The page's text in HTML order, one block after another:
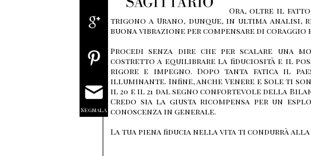
Ora, oltre il fatto
trigono a Urano, dunque, in ultima
buona vibrazione per compensare di
Procedi senza dire che per scalare una
costretto a equilibrare la fiduciosità e il
rigore e impegno. Dopo tanta fatica il
illuminante. Infine, anche Venere e Sole ti
il 20 e il 21 dal segno confortevole della
Credo sia la giusta ricompensa per un
conoscenza in generale.
La tua piena fiducia nella vita ti condurrà
Segnala